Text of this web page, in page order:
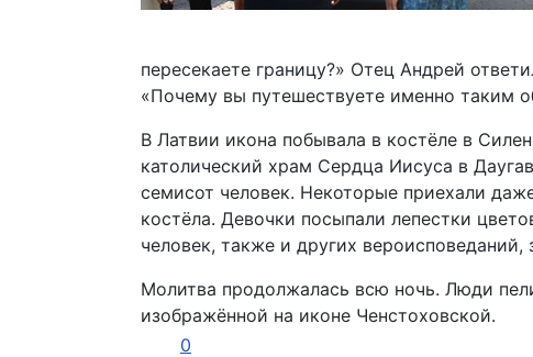
пересекаете границу?» Отец Андрей
«Почему вы путешествуете именно таким
В Латвии икона побывала в костёле в
католический храм Сердца Иисуса в
семисот человек. Некоторые приехали
костёла. Девочки посыпали лепестки
человек, также и других
Молитва продолжалась всю ночь. Люди
изображённой на иконе Ченстоховской.
0